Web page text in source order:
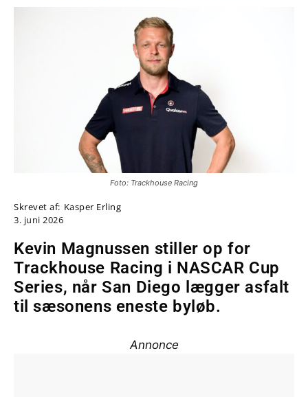
Foto: Trackhouse Racing
Skrevet af: Kasper Erling
3. juni 2026
Kevin Magnussen stiller op for
Trackhouse Racing i NASCAR Cup
Series, når San Diego lægger asfalt
til sæsonens eneste byløb.
Annonce